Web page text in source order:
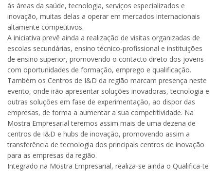
às áreas da saúde, tecnologia, serviços especializados e
inovação, muitas delas a operar em mercados internacionais
altamente competitivos.
A iniciativa prevê ainda a realização de visitas organizadas de
escolas secundárias, ensino técnico-profissional e instituições
de ensino superior, promovendo o contacto direto dos jovens
com oportunidades de formação, emprego e qualificação.
Também os Centros de I&D da região marcam presença neste
evento, onde irão apresentar soluções inovadoras, tecnologia e
outras soluções em fase de experimentação, ao dispor das
empresas, de forma a aumentar a sua competitividade. Na
Mostra Empresarial teremos assim mais de uma dezena de
centros de I&D e hubs de inovação, promovendo assim a
transferência de tecnologia dos principais centros de inovação
para as empresas da região.
Integrado na Mostra Empresarial, realiza-se ainda o Qualifica-te